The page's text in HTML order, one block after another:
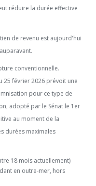
réduire la durée effective
de revenu est aujourd'hui
conventionnelle.
25 février 2026 prévoit une
pour ce type de
adopté par le Sénat le 1er
au moment de la
durées maximales
18 mois actuellement)
en outre-mer, hors